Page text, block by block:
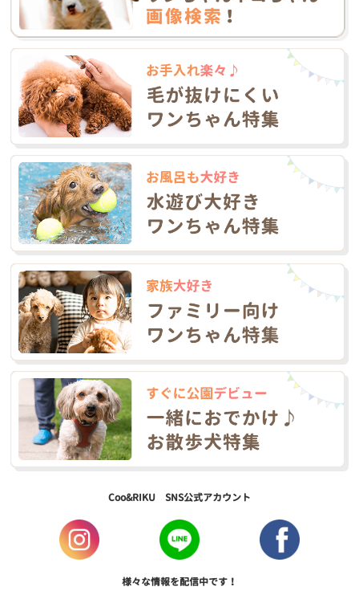
Coo&RIKU SNS公式アカウント
様々な情報を配信中です！